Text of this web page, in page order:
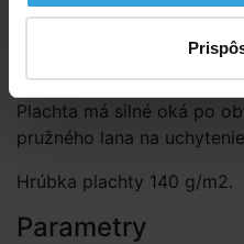
odporúčame ich aj na
o plachtu s výbornou
Plachta má silné oká po
pružného lana na
Hrúbka plachty 140 g/m2.
Parametry